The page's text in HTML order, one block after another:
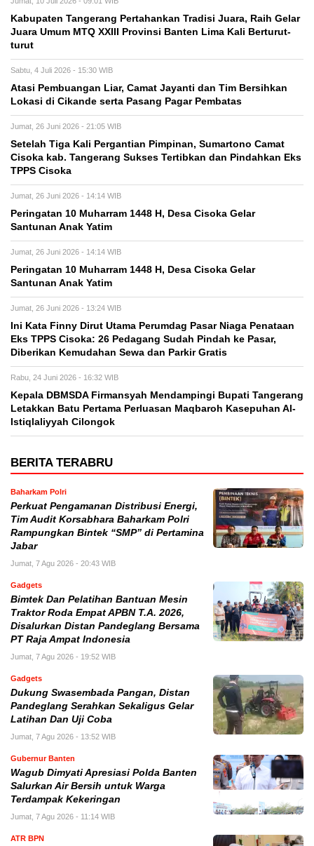
Kabupaten Tangerang Pertahankan Tradisi Juara, Raih Gelar
Juara Umum MTQ XXIII Provinsi Banten Lima Kali Berturut-
turut
Sabtu, 4 Juli 2026 - 15:30 WIB
Atasi Pembuangan Liar, Camat Jayanti dan Tim Bersihkan
Lokasi di Cikande serta Pasang Pagar Pembatas
Jumat, 26 Juni 2026 - 21:05 WIB
Setelah Tiga Kali Pergantian Pimpinan, Sumartono Camat
Cisoka kab. Tangerang Sukses Tertibkan dan Pindahkan Eks
TPPS Cisoka
Jumat, 26 Juni 2026 - 14:14 WIB
Peringatan 10 Muharram 1448 H, Desa Cisoka Gelar
Santunan Anak Yatim
Jumat, 26 Juni 2026 - 14:14 WIB
Peringatan 10 Muharram 1448 H, Desa Cisoka Gelar
Santunan Anak Yatim
Jumat, 26 Juni 2026 - 13:24 WIB
Ini Kata Finny Dirut Utama Perumdag Pasar Niaga Penataan
Eks TPPS Cisoka: 26 Pedagang Sudah Pindah ke Pasar,
Diberikan Kemudahan Sewa dan Parkir Gratis
Rabu, 24 Juni 2026 - 16:32 WIB
Kepala DBMSDA Firmansyah Mendampingi Bupati Tangerang
Letakkan Batu Pertama Perluasan Maqbaroh Kasepuhan Al-
Istiqlaliyyah Cilongok
BERITA TERABRU
Baharkam Polri
Perkuat Pengamanan Distribusi Energi,
Tim Audit Korsabhara Baharkam Polri
Rampungkan Bintek “SMP” di Pertamina
Jabar
Jumat, 7 Agu 2026 - 20:43 WIB
Gadgets
Bimtek Dan Pelatihan Bantuan Mesin
Traktor Roda Empat APBN T.A. 2026,
Disalurkan Distan Pandeglang Bersama
PT Raja Ampat Indonesia
Jumat, 7 Agu 2026 - 19:52 WIB
Gadgets
Dukung Swasembada Pangan, Distan
Pandeglang Serahkan Sekaligus Gelar
Latihan Dan Uji Coba
Jumat, 7 Agu 2026 - 13:52 WIB
Gubernur Banten
Wagub Dimyati Apresiasi Polda Banten
Salurkan Air Bersih untuk Warga
Terdampak Kekeringan
Jumat, 7 Agu 2026 - 11:14 WIB
ATR BPN